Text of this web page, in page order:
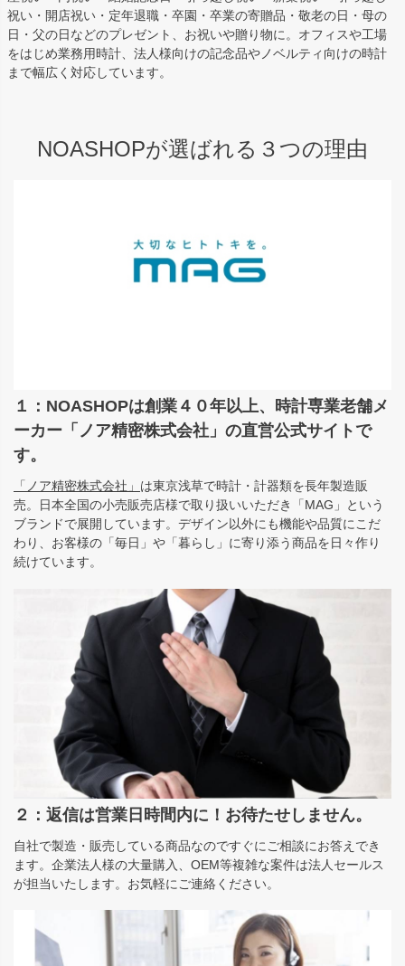
祝い・開店祝い・定年退職・卒園・卒業の寄贈品・敬老の日・母の
日・父の日などのプレゼント、お祝いや贈り物に。オフィスや工場
をはじめ業務用時計、法人様向けの記念品やノベルティ向けの時計
まで幅広く対応しています。
NOASHOPが選ばれる３つの理由
１：NOASHOPは創業４０年以上、時計専業老舗メ
ーカー「ノア精密株式会社」の直営公式サイトで
す。
「ノア精密株式会社」 は東京浅草で時計・計器類を長年製造販
売。日本全国の小売販売店様で取り扱いいただき「MAG」という
ブランドで展開しています。デザイン以外にも機能や品質にこだ
わり、お客様の「毎日」や「暮らし」に寄り添う商品を日々作り
続けています。
２：返信は営業日時間内に！お待たせしません。
自社で製造・販売している商品なのですぐにご相談にお答えでき
ます。企業法人様の大量購入、OEM等複雑な案件は法人セールス
が担当いたします。お気軽にご連絡ください。